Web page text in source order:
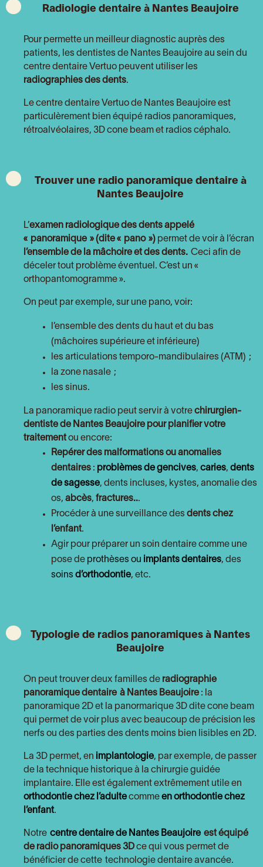
Radiologie dentaire à Nantes Beaujoire
Pour permette un meilleur diagnostic auprès des
patients, les dentistes de Nantes Beaujoire au sein du
centre dentaire Vertuo peuvent utiliser les
radiographies des dents.
Le centre dentaire Vertuo de Nantes Beaujoire est
particulèrement bien équipé radios panoramiques,
rétroalvéolaires, 3D cone beam et radios céphalo.
Trouver une radio panoramique dentaire à
Nantes Beaujoire
L’examen radiologique des dents appelé
« panoramique » (dite « pano ») permet de voir à l’écran
l’ensemble de la mâchoire et des dents. Ceci afin de
déceler tout problème éventuel. C’est un «
orthopantomogramme ».
On peut par exemple, sur une pano, voir:
l’ensemble des dents du haut et du bas
(mâchoires supérieure et inférieure)
les articulations temporo-mandibulaires (ATM) ;
la zone nasale ;
les sinus.
La panoramique radio peut servir à votre chirurgien-
dentiste de Nantes Beaujoire pour planifier votre
traitement ou encore:
Repérer des malformations ou anomalies
dentaires : problèmes de gencives, caries, dents
de sagesse, dents incluses, kystes, anomalie des
os, abcès, fractures...
Procéder à une surveillance des dents chez
l’enfant.
Agir pour préparer un soin dentaire comme une
pose de prothèses ou implants dentaires, des
soins d’orthodontie, etc.
Typologie de radios panoramiques à Nantes
Beaujoire
On peut trouver deux familles de radiographie
panoramique dentaire à Nantes Beaujoire : la
panoramique 2D et la panormarique 3D dite cone beam
qui permet de voir plus avec beaucoup de précision les
nerfs ou des parties des dents moins bien lisibles en 2D.
La 3D permet, en implantologie, par exemple, de passer
de la technique historique à la chirurgie guidée
implantaire. Elle est également extrêmement utile en
orthodontie chez l’adulte comme en orthodontie chez
l’enfant.
Notre centre dentaire de Nantes Beaujoire est équipé
de radio panoramiques 3Dce qui vous permet de
bénéficier de cette technologie dentaire avancée.